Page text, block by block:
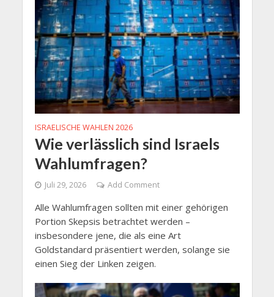
ISRAELISCHE WAHLEN 2026
Wie verlässlich sind Israels
Wahlumfragen?
Juli 29, 2026 Add Comment
Alle Wahlumfragen sollten mit einer gehörigen
Portion Skepsis betrachtet werden –
insbesondere jene, die als eine Art
Goldstandard präsentiert werden, solange sie
einen Sieg der Linken zeigen.